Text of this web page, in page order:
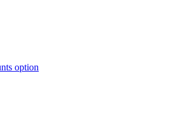
option